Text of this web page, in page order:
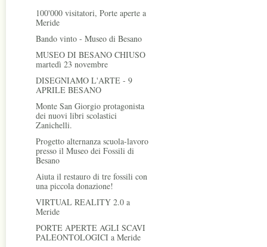
100'000 visitatori, Porte aperte a
Meride
Bando vinto - Museo di Besano
MUSEO DI BESANO CHIUSO
martedì 23 novembre
DISEGNIAMO L'ARTE - 9
APRILE BESANO
Monte San Giorgio protagonista
dei nuovi libri scolastici
Zanichelli.
Progetto alternanza scuola-lavoro
presso il Museo dei Fossili di
Besano
Aiuta il restauro di tre fossili con
una piccola donazione!
VIRTUAL REALITY 2.0 a
Meride
PORTE APERTE AGLI SCAVI
PALEONTOLOGICI a Meride